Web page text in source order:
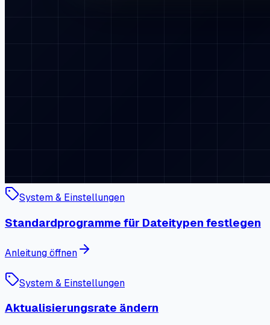
System & Einstellungen
Standardprogramme für Dateitypen festlegen
Anleitung öffnen
System & Einstellungen
Aktualisierungsrate ändern